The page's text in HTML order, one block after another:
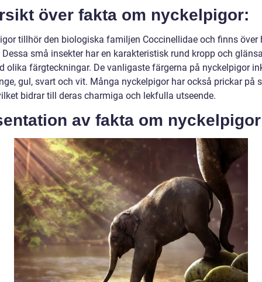
över fakta om nyckelpigor:
tillhör den biologiska familjen Coccinellidae och finns över
Dessa små insekter har en karakteristisk rund kropp och
olika färgteckningar. De vanligaste färgerna på nyckelpigor
gul, svart och vit. Många nyckelpigor har också prickar på
bidrar till deras charmiga och lekfulla utseende.
av fakta om